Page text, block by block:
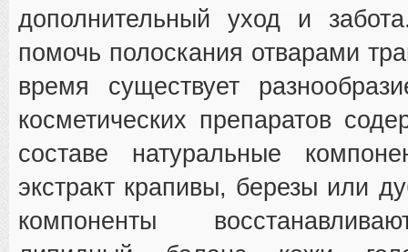
дополнительный уход и
помочь полоскания отварами
время существует
косметических препаратов
составе натуральные
экстракт крапивы, березы или
компоненты